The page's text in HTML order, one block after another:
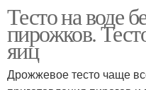
Тесто на воде
пирожков.
яиц
Дрожжевое тесто чаще